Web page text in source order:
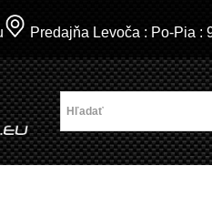
Predajňa Levoča : Po-Pia :